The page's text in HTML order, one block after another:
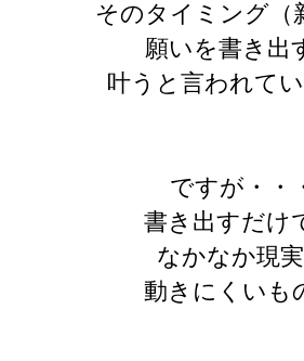
そのタイミング（
願いを書き出
叶うと言われてい
ですが・・
書き出すだけ
なかなか現
動きにくいも